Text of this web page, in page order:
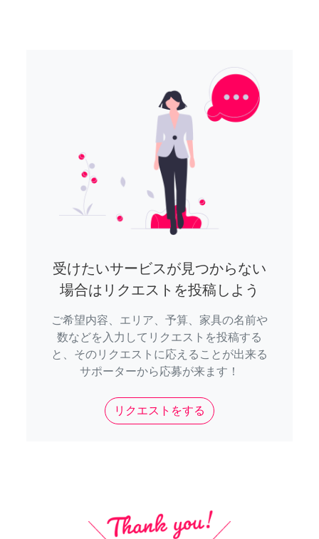
受けたいサービスが見つからない
場合はリクエストを投稿しよう
ご希望内容、エリア、予算、家具の名前や
数などを入力してリクエストを投稿する
と、そのリクエストに応えることが出来る
サポーターから応募が来ます！
リクエストをする